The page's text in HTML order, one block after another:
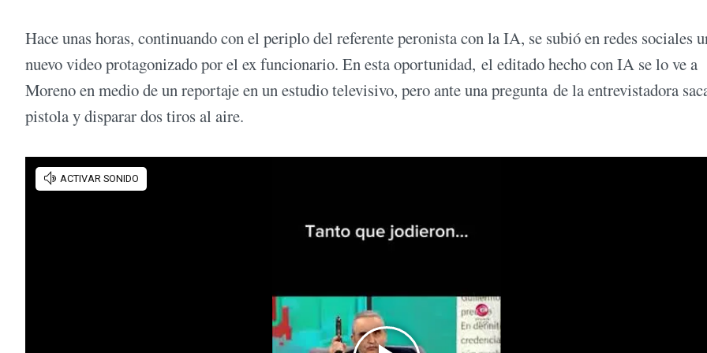
Hace unas horas, continuando con el periplo del referente peronista con la IA, se subió en redes sociales
nuevo video protagonizado por el ex funcionario. En esta oportunidad, el editado hecho con IA se lo ve a
Moreno en medio de un reportaje en un estudio televisivo, pero ante una pregunta de la entrevistadora
pistola y disparar dos tiros al aire.